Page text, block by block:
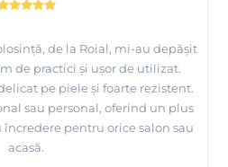
de la Roial, mi-au depășit
de practici și ușor de utilizat.
pe piele și foarte rezistent.
sau personal, oferind un plus
pentru orice salon sau
acasă.